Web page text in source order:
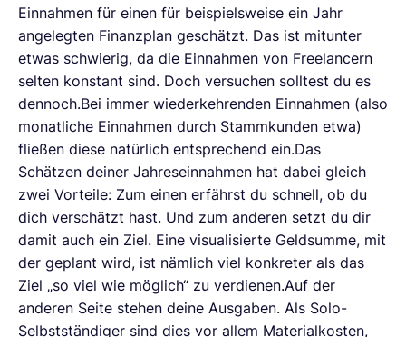
Einnahmen für einen für beispielsweise ein Jahr
angelegten Finanzplan geschätzt. Das ist mitunter
etwas schwierig, da die Einnahmen von Freelancern
selten konstant sind. Doch versuchen solltest du es
dennoch.Bei immer wiederkehrenden Einnahmen (also
monatliche Einnahmen durch Stammkunden etwa)
fließen diese natürlich entsprechend ein.Das
Schätzen deiner Jahreseinnahmen hat dabei gleich
zwei Vorteile: Zum einen erfährst du schnell, ob du
dich verschätzt hast. Und zum anderen setzt du dir
damit auch ein Ziel. Eine visualisierte Geldsumme, mit
der geplant wird, ist nämlich viel konkreter als das
Ziel „so viel wie möglich“ zu verdienen.Auf der
anderen Seite stehen deine Ausgaben. Als Solo-
Selbstständiger sind dies vor allem Materialkosten,